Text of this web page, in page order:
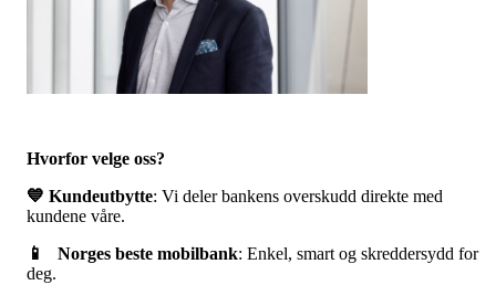
Hvorfor velge oss?
💙 Kundeutbytte: Vi deler bankens overskudd direkte med
kundene våre.
📱 Norges beste mobilbank: Enkel, smart og skreddersydd for
deg.